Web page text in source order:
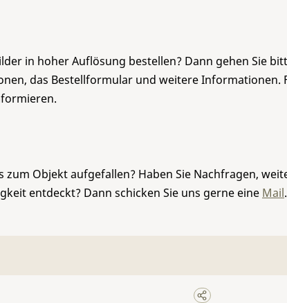
in hoher Auflösung bestellen? Dann gehen Sie
das Bestellformular und weitere
zum Objekt aufgefallen? Haben Sie Nachfragen,
entdeckt? Dann schicken Sie uns gerne eine Mail